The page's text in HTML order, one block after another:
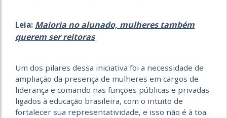
Leia: Maioria no alunado, mulheres também
querem ser reitoras
Um dos pilares dessa iniciativa foi a necessidade de
ampliação da presença de mulheres em cargos de
liderança e comando nas funções públicas e privadas
ligados à educação brasileira, com o intuito de
fortalecer sua representatividade, e isso não é à toa.